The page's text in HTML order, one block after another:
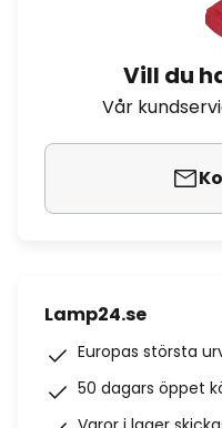
Vill du
Vår
Lamp24.se
Europas största
50 dagars öppet